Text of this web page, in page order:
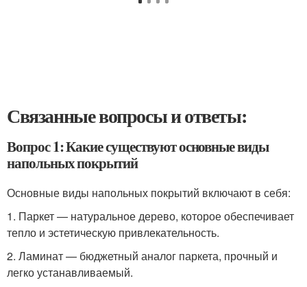
Связанные вопросы и ответы:
Вопрос 1: Какие существуют основные виды
напольных покрытий
Основные виды напольных покрытий включают в себя:
1. Паркет — натуральное дерево, которое обеспечивает
тепло и эстетическую привлекательность.
2. Ламинат — бюджетный аналог паркета, прочный и
легко устанавливаемый.